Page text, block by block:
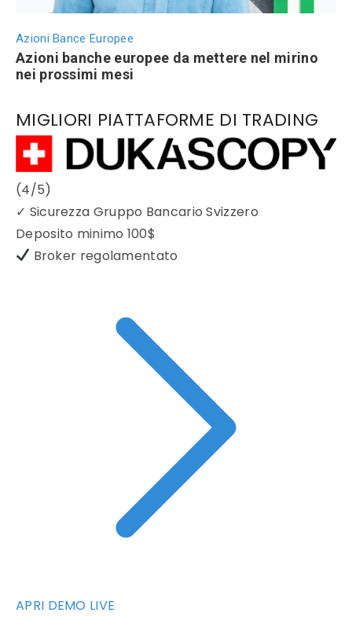
Azioni Bance Europee
Azioni banche europee da mettere nel mirino
nei prossimi mesi
MIGLIORI PIATTAFORME DI TRADING
(4/5)
✓ Sicurezza Gruppo Bancario Svizzero
Deposito minimo 100$
Broker regolamentato
APRI DEMO LIVE